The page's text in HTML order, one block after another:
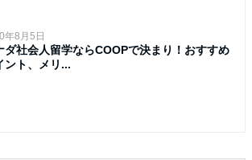
年8月5日
ダ社会人留学ならCOOPで決まり！おすすめ
ント、メリ...